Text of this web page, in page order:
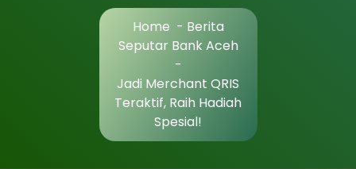
Home - Berita
Seputar Bank Aceh
-
Jadi Merchant QRIS
Teraktif, Raih Hadiah
Spesial!